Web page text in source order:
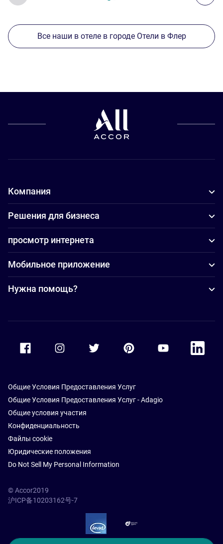
Все наши в отеле в городе Отели в Флер
Компания
Решения для бизнеса
просмотр интернета
Мобильное приложение
Нужна помощь?
Accor Facebook Accor TwitterAccor PinterestAccor Youtube
Accor
Общие Условия Предоставления Услуг
Общие Условия Предоставления Услуг - Adagio
Общие условия участия
Конфиденциальность
Файлы cookie
Юридические положения
Do Not Sell My Personal Information
© Accor2019
沪ICP备10203162号-7